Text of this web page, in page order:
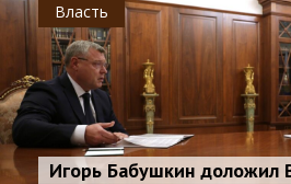
Власть
Игорь Бабушкин доложил